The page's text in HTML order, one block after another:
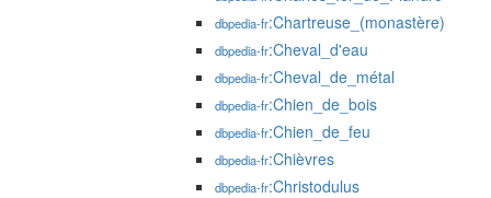
dbpedia-fr:Chartreuse_(monastère)
dbpedia-fr:Cheval_d'eau
dbpedia-fr:Cheval_de_métal
dbpedia-fr:Chien_de_bois
dbpedia-fr:Chien_de_feu
dbpedia-fr:Chièvres
dbpedia-fr:Christodulus